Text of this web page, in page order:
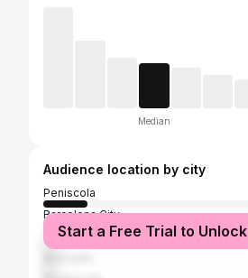
Median
Audience location by city
Peniscola
Barcelona City
Terrassa
Start a Free Trial to Unlock